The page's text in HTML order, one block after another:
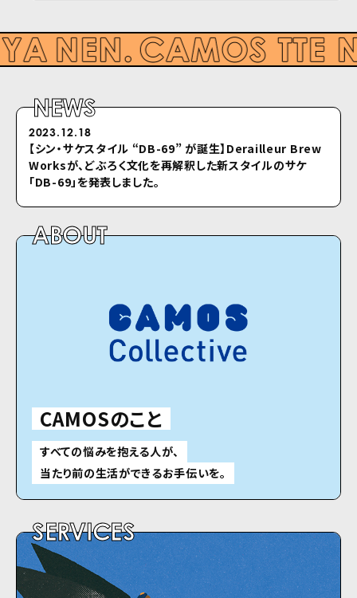
NEWS
2023.12.18
【シン・サケスタイル “DB-69” が誕⽣】Derailleur Brew
Worksが、どぶろく⽂化を再解釈した新スタイルのサケ
「DB-69」を発表しました。
2022.04.26
シクロのホームページをリニューアルしました
ABOUT
CAMOSのこと
すべての悩みを抱える人が、
当たり前の生活ができるお手伝いを。
SERVICES